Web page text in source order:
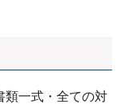
類一式・全ての対